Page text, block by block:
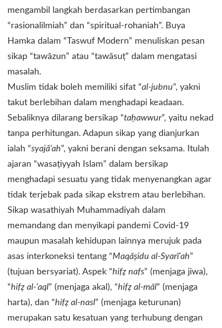
mengambil langkah berdasarkan pertimbangan
“rasionalilmiah” dan “spiritual-rohaniah”. Buya
Hamka dalam “Taswuf Modern” menuliskan pesan
sikap “tawāzun” atau “tawāsuṭ” dalam mengatasi
masalah.
Muslim tidak boleh memiliki sifat “al-jubnu”, yakni
takut berlebihan dalam menghadapi keadaan.
Sebaliknya dilarang bersikap “taḥawwur”, yaitu nekad
tanpa perhitungan. Adapun sikap yang dianjurkan
ialah “syajā‘ah”, yakni berani dengan seksama. Itulah
ajaran “wasaṭiyyah Islam” dalam bersikap
menghadapi sesuatu yang tidak menyenangkan agar
tidak terjebak pada sikap ekstrem atau berlebihan.
Sikap wasathiyah Muhammadiyah dalam
memandang dan menyikapi pandemi Covid-19
maupun masalah kehidupan lainnya merujuk pada
asas interkoneksi tentang “Maqāṣidu al-Syarī‘ah”
(tujuan bersyariat). Aspek “hifẓ nafs” (menjaga jiwa),
“hifẓ al-‘aql” (menjaga akal), “hifẓ al-māl” (menjaga
harta), dan “hifẓ al-nasl” (menjaga keturunan)
merupakan satu kesatuan yang terhubung dengan